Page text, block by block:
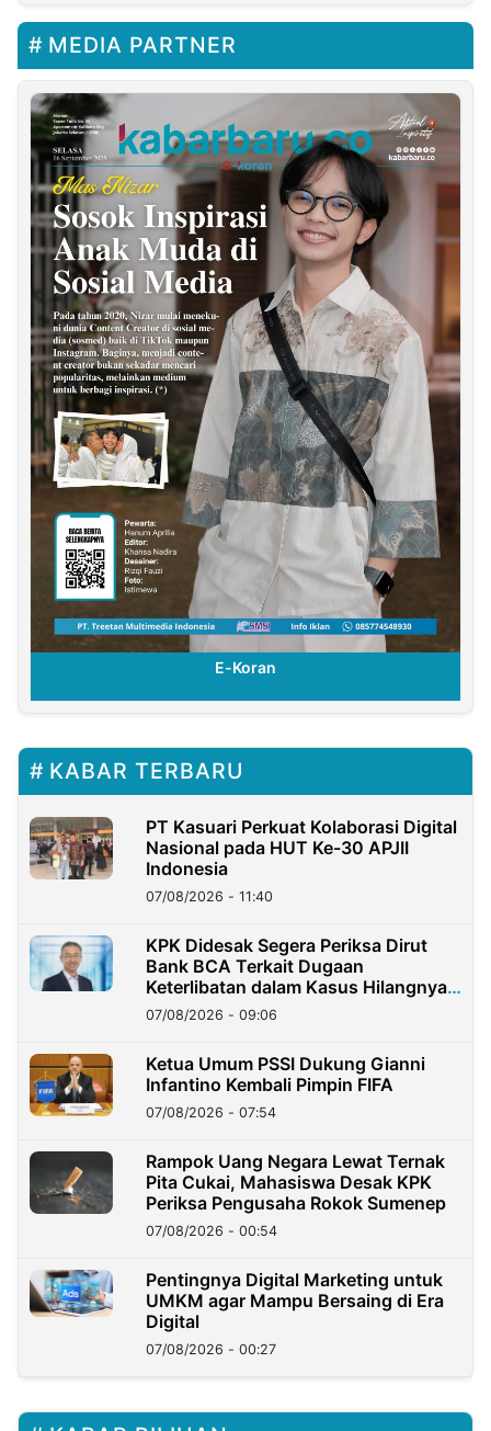
MEDIA PARTNER
E-Koran
KABAR TERBARU
PT Kasuari Perkuat Kolaborasi Digital
Nasional pada HUT Ke-30 APJII
Indonesia
07/08/2026 - 11:40
KPK Didesak Segera Periksa Dirut
Bank BCA Terkait Dugaan
Keterlibatan dalam Kasus Hilangnya
Dana Nasabah Rp2,58 Miliar
07/08/2026 - 09:06
Ketua Umum PSSI Dukung Gianni
Infantino Kembali Pimpin FIFA
07/08/2026 - 07:54
Rampok Uang Negara Lewat Ternak
Pita Cukai, Mahasiswa Desak KPK
Periksa Pengusaha Rokok Sumenep
07/08/2026 - 00:54
Pentingnya Digital Marketing untuk
UMKM agar Mampu Bersaing di Era
Digital
07/08/2026 - 00:27